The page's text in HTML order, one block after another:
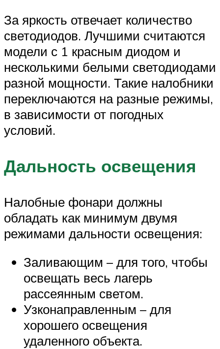
За яркость отвечает количество
светодиодов. Лучшими считаются
модели с 1 красным диодом и
несколькими белыми светодиодами
разной мощности. Такие налобники
переключаются на разные режимы,
в зависимости от погодных
условий.
Дальность освещения
Налобные фонари должны
обладать как минимум двумя
режимами дальности освещения:
Заливающим – для того, чтобы
освещать весь лагерь
рассеянным светом.
Узконаправленным – для
хорошего освещения
удаленного объекта.